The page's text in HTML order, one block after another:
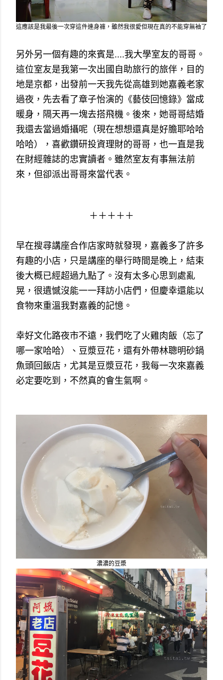
這應該是我最後一次穿這件連身褲，雖然我很愛但現在真的不能穿無袖了
另外另一個有趣的來賓是....我大學室友的哥哥。
這位室友是我第一次出國自助旅行的旅伴，目的
地是京都，出發前一天我先從高雄到她嘉義老家
過夜，先去看了章子怡演的《藝伎回憶錄》當成
暖身，隔天再一塊去搭飛機。後來，她哥哥結婚
我還去當過婚攝呢（現在想想還真是好膽耶哈哈
哈哈），喜歡鑽研投資理財的哥哥，也一直是我
在財經雜誌的忠實讀者。雖然室友有事無法前
來，但卻派出哥哥來當代表。
＋＋＋＋＋
早在搜尋講座合作店家時就發現，嘉義多了許多
有趣的小店，只是講座的舉行時間是晚上，結束
後大概已經超過九點了。沒有太多心思到處亂
晃，很遺憾沒能一一拜訪小店們，但慶幸還能以
食物來重溫我對嘉義的記憶。
幸好文化路夜市不遠，我們吃了火雞肉飯（忘了
哪一家哈哈）、豆漿豆花，還有外帶林聰明砂鍋
魚頭回飯店，尤其是豆漿豆花，我每一次來嘉義
必定要吃到，不然真的會生氣啊。
濃濃的豆漿